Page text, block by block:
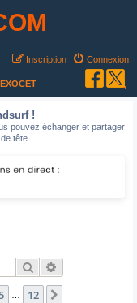
Connexion
Inscription
EXOCET
!
pouvez échanger et partager
tête...
Rechercher
12